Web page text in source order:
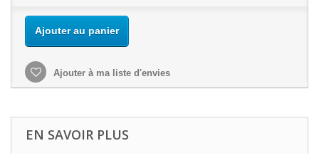
Ajouter au panier
Ajouter à ma liste d'envies
EN SAVOIR PLUS